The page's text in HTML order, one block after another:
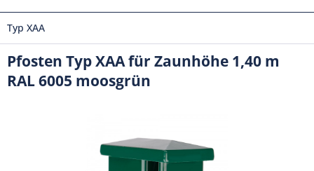
Typ XAA
Pfosten Typ XAA für Zaunhöhe 1,40 m
RAL 6005 moosgrün